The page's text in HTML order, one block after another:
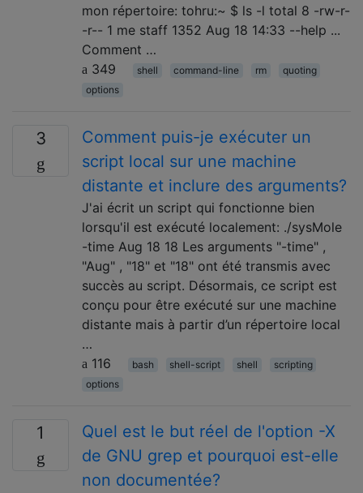
mon répertoire: tohru:~ $ ls -l total 8 -rw-r-
-r-- 1 me staff 1352 Aug 18 14:33 --help ...
Comment …
349
shell command-line rm
quoting
options
3
Comment puis-je exécuter un
script local sur une machine
distante et inclure des arguments?
J'ai écrit un script qui fonctionne bien
lorsqu'il est exécuté localement: ./sysMole
-time Aug 18 18 Les arguments "-time" ,
"Aug" , "18" et "18" ont été transmis avec
succès au script. Désormais, ce script est
conçu pour être exécuté sur une machine
distante mais à partir d’un répertoire local
…
116
bash shell-script shell
scripting
options
1
Quel est le but réel de l'option -X
de GNU grep et pourquoi est-elle
non documentée?